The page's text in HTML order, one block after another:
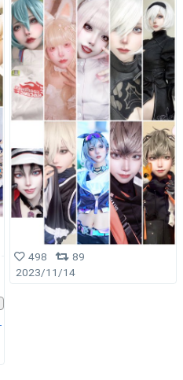
498
89
2023/11/14